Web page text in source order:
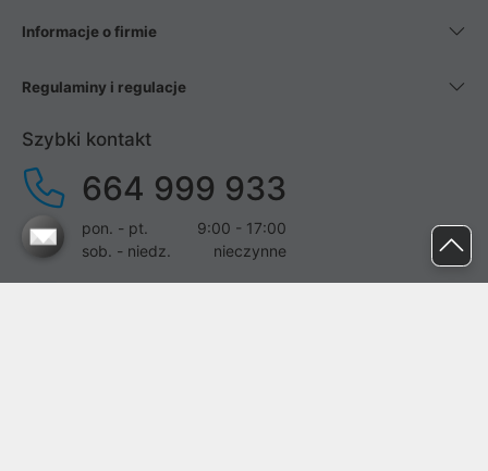
Informacje o firmie
Regulaminy i regulacje
Szybki kontakt
664 999 933
pon. - pt.
9:00 - 17:00
sob. - niedz.
nieczynne